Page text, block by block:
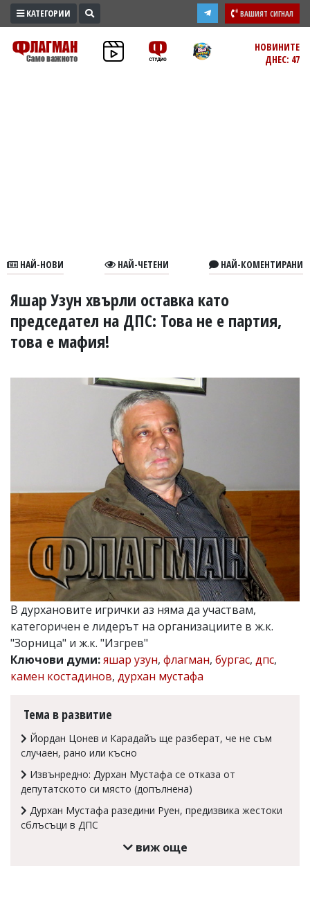
ПРОМО
ЗОНА
В
УКРАЙНА
СПОРТ
БИЗНЕС
Касабова,
еmail:k.kassabova@flagman.bg
Главен
редактор:
office@flagman.bg
Коментарите
под
статиите
се
читателите
редакцията
носи
отговорност
тях!
Ако
откриете
КАТЕГОРИИ ВАШИЯТ СИГНАЛ
НОВИНИТЕ
ДНЕС: 47
НАЙ-НОВИ НАЙ-ЧЕТЕНИ НАЙ-КОМЕНТИРАНИ
Яшар Узун хвърли оставка като
председател на ДПС: Това не е партия,
това е мафия!
В дурхановите игрички аз няма да участвам,
категоричен е лидерът на организациите в ж.к.
"Зорница" и ж.к. "Изгрев"
Ключови думи:яшар узун, флагман, бургас, дпс,
камен костадинов, дурхан мустафа
Тема в развитие
Йордан Цонев и Карадайъ ще разберат, че не съм
случаен, рано или късно
Извънредно: Дурхан Мустафа се отказа от
депутатското си място (допълнена)
Дурхан Мустафа разедини Руен, предизвика жестоки
сблъсъци в ДПС
виж още